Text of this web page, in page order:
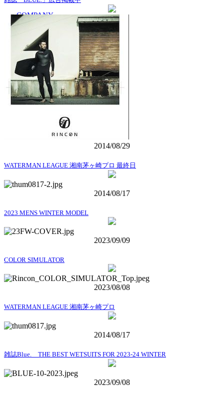
COMPANY
SIMULATION
2014/08/29
WATERMAN LEAGUE 湘南茅ヶ崎プロ 最終日
2014/08/17
2023 MENS WINTER MODEL
2023/09/09
COLOR SIMULATOR
2023/08/08
WATERMAN LEAGUE 湘南茅ヶ崎プロ
2014/08/17
雑誌Blue. THE BEST WETSUITS FOR 2023-24 WINTER
2023/09/08